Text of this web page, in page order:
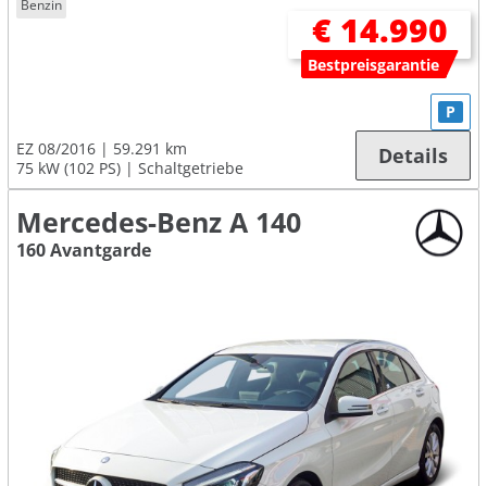
Benzin
€ 14.990
Bestpreisgarantie
EZ 08/2016
59.291 km
75 kW (102 PS)
Schaltgetriebe
P
Details
Mercedes-Benz A 140
160 Avantgarde